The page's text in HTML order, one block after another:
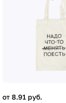
от 8.91 руб.